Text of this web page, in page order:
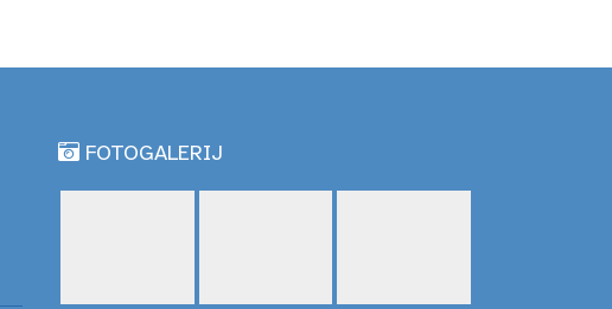
FOTOGALERIJ